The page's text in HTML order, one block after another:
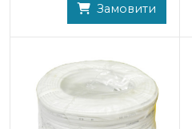
Замовити